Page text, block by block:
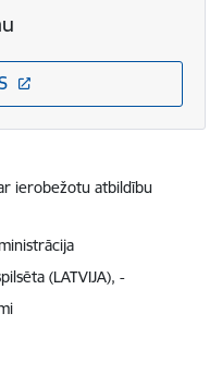
ierobežotu atbildību
(LATVIJA), -